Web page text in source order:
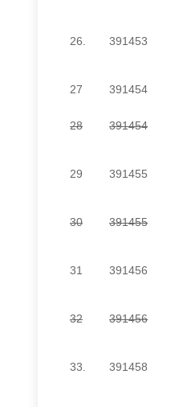
26. 391453
27 391454
28 391454
29 391455
30 391455
31 391456
32 391456
33. 391458